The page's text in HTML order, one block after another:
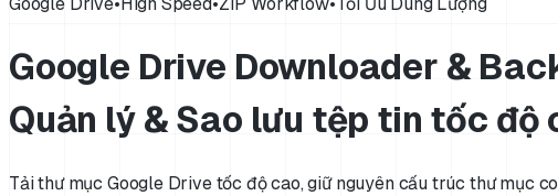
Google Drive Downloader &
Quản lý & Sao lưu tệp tin tốc độ
Tải thư mục Google Drive tốc độ cao, giữ nguyên cấu trúc thư mục